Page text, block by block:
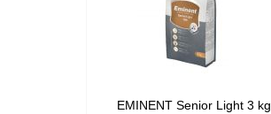
EMINENT Senior Light 3 kg